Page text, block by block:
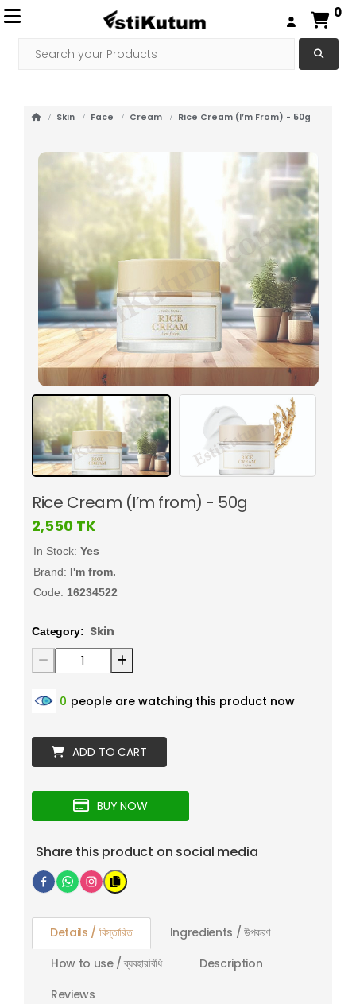
0
Skin Face Cream Rice Cream (I’m From) - 50g
Rice Cream (I’m from) - 50g
2,550 TK
In Stock: Yes
Brand: I'm from.
Code: 16234522
Category: Skin
0 people are watching this product now
ADD TO CART
BUY NOW
Share this product on social media
Details / বিস্তারিত
Ingredients / উপকরণ
How to use / ব্যবহারবিধি
Description
Reviews